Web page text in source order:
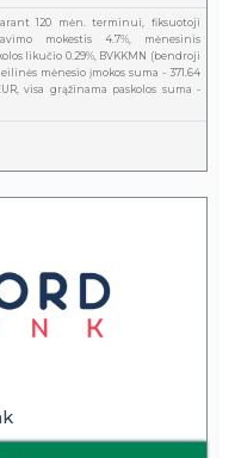
120 mėn. terminui, fiksuotoji
mokestis 4.7%, mėnesinis
likučio 0.29%, BVKKMN (bendroji
mėnesio įmokos suma - 371.64
visa grąžinama paskolos suma -